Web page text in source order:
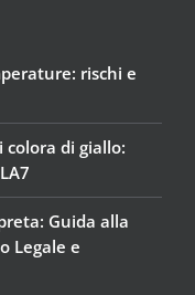
rischi e
colora di giallo:
Guida alla
Legale e